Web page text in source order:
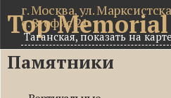
Top Memorial
г. Москва, ул.
с. 8, офис 21
Таганская,показать на карте
Памятники